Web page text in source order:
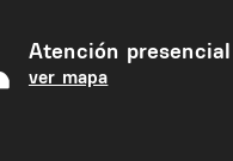
Atención presencial
ver mapa